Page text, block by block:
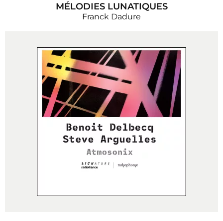
MÉLODIES LUNATIQUES
Franck Dadure